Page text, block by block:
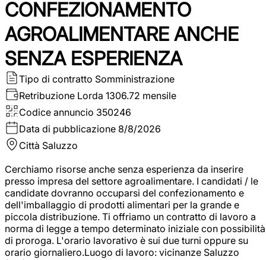
CONFEZIONAMENTO
AGROALIMENTARE ANCHE
SENZA ESPERIENZA
Tipo di contratto Somministrazione
Retribuzione Lorda 1306.72 mensile
Codice annuncio 350246
Data di pubblicazione 8/8/2026
Città Saluzzo
Cerchiamo risorse anche senza esperienza da inserire
presso impresa del settore agroalimentare. I candidati / le
candidate dovranno occuparsi del confezionamento e
dell'imballaggio di prodotti alimentari per la grande e
piccola distribuzione. Ti offriamo un contratto di lavoro a
norma di legge a tempo determinato iniziale con possibilità
di proroga. L'orario lavorativo è sui due turni oppure su
orario giornaliero.Luogo di lavoro: vicinanze Saluzzo